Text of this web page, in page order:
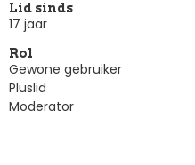
Lid sinds
17 jaar
Rol
Gewone gebruiker
Pluslid
Moderator